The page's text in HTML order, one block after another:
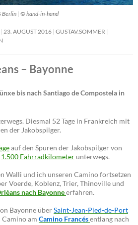
Berlin | © hand-in-hand
23. AUGUST 2016 GUSTAV.SOMMER
– Bayonne
bis nach Santiago de Compostela in
Diesmal 52 Tage in Frankreich mit
der Jakobspilger.
auf den Spuren der Jakobspilger von
1.500 Fahrradkilometer unterwegs.
Walli und ich unseren Camino fortsetzen
Voerde, Koblenz, Trier, Thinoville und
nach Bayonneerfahren.
Bayonne überSaint-Jean-Pied-de-Port
Camino am Camino Francésentlang nach